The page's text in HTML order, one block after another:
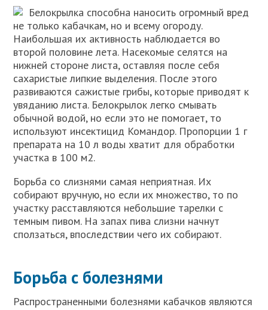
Белокрылка способна наносить огромный вред
не только кабачкам, но и всему огороду.
Наибольшая их активность наблюдается во
второй половине лета. Насекомые селятся на
нижней стороне листа, оставляя после себя
сахаристые липкие выделения. После этого
развиваются сажистые грибы, которые приводят к
увяданию листа. Белокрылок легко смывать
обычной водой, но если это не помогает, то
используют инсектицид Командор. Пропорции 1 г
препарата на 10 л воды хватит для обработки
участка в 100 м2.
Борьба со слизнями самая неприятная. Их
собирают вручную, но если их множество, то по
участку расставляются небольшие тарелки с
темным пивом. На запах пива слизни начнут
сползаться, впоследствии чего их собирают.
Борьба с болезнями
Распространенными болезнями кабачков являются